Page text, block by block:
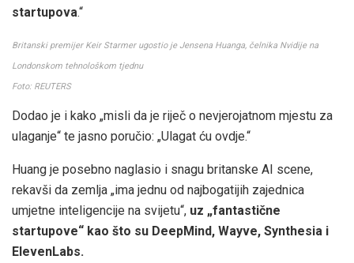
startupova.“
Britanski premijer Keir Starmer ugostio je Jensena Huanga, čelnika Nvidije na
Londonskom tehnološkom tjednu
Foto: REUTERS
Dodao je i kako „misli da je riječ o nevjerojatnom mjestu za
ulaganje“ te jasno poručio: „Ulagat ću ovdje.“
Huang je posebno naglasio i snagu britanske AI scene,
rekavši da zemlja „ima jednu od najbogatijih zajednica
umjetne inteligencije na svijetu“, uz „fantastične
startupove“ kao što su DeepMind, Wayve, Synthesia i
ElevenLabs.